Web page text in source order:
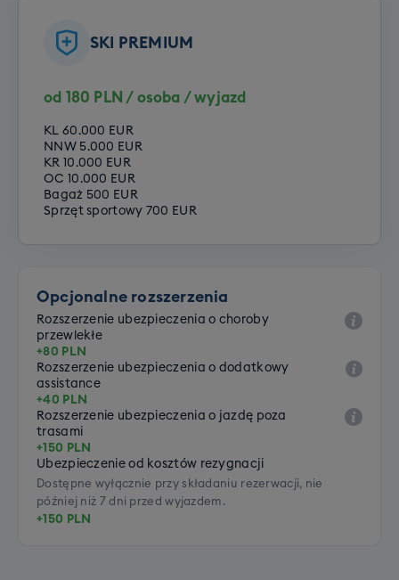
SKI PREMIUM
od 180 PLN / osoba / wyjazd
KL 60.000 EUR
NNW 5.000 EUR
KR 10.000 EUR
OC 10.000 EUR
Bagaż 500 EUR
Sprzęt sportowy 700 EUR
Opcjonalne rozszerzenia
Rozszerzenie ubezpieczenia o choroby
przewlekłe
+80 PLN
Rozszerzenie ubezpieczenia o dodatkowy
assistance
+40 PLN
Rozszerzenie ubezpieczenia o jazdę poza
trasami
+150 PLN
Ubezpieczenie od kosztów rezygnacji
Dostępne wyłącznie przy składaniu rezerwacji, nie
później niż 7 dni przed wyjazdem.
+150 PLN